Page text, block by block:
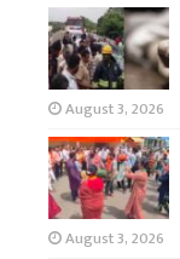
August 3, 2026
August 3, 2026